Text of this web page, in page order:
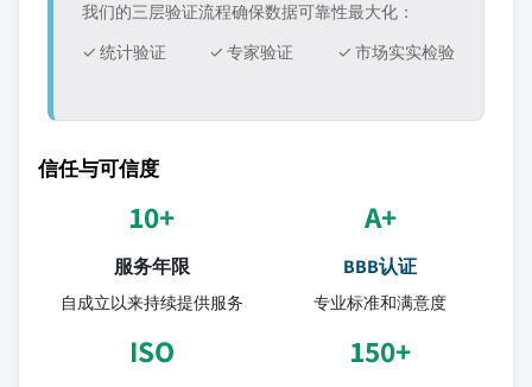
我们的三层验证流程确保数据可靠性最大化：
✓ 统计验证
✓ 专家验证 ✓ 市场实实检验
信任与可信度
10+
服务年限
自成立以来持续提供服务
A+
BBB认证
专业标准和满意度
ISO 150+